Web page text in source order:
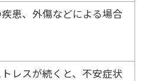
患、外傷などによる場合
レスが続くと、不安症状